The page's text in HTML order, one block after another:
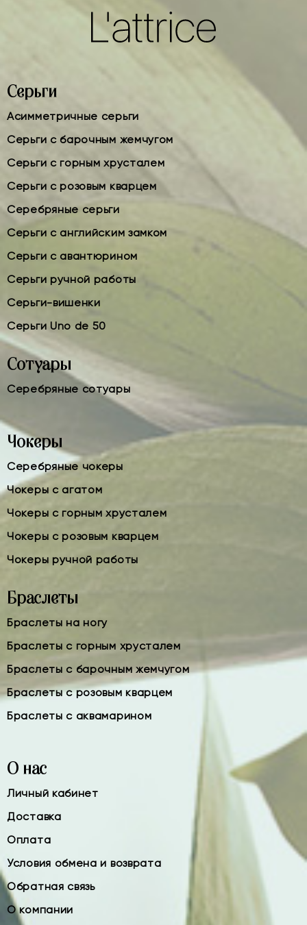
Серьги
Асимметричные серьги
Серьги с барочным жемчугом
Серьги с горным хрусталем
Серьги с розовым кварцем
Серебряные серьги
Серьги с английским замком
Серьги с авантюрином
Серьги ручной работы
Серьги-вишенки
Серьги Uno de 50
Сотуары
Серебряные сотуары
Чокеры
Серебряные чокеры
Чокеры с агатом
Чокеры с горным хрусталем
Чокеры с розовым кварцем
Чокеры ручной работы
Браслеты
Браслеты на ногу
Браслеты с горным хрусталем
Браслеты с барочным жемчугом
Браслеты с розовым кварцем
Браслеты с аквамарином
О нас
Личный кабинет
Доставка
Оплата
Условия обмена и возврата
Обратная связь
О компании